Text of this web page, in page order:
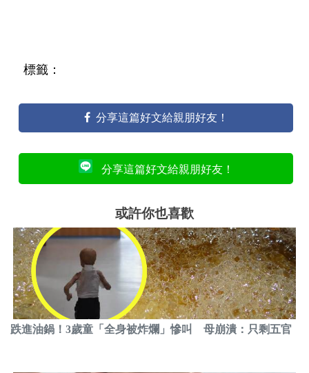
標籤：
分享這篇好文給親朋好友！
分享這篇好文給親朋好友！
或許你也喜歡
跌進油鍋！3歲童「全身被炸爛」慘叫 母崩潰：只剩五官